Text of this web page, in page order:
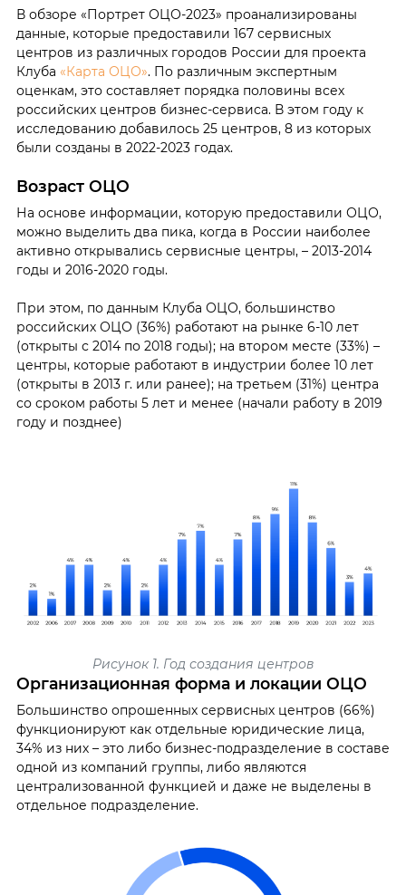
В обзоре «Портрет ОЦО-2023» проанализированы
данные, которые предоставили 167 сервисных
центров из различных городов России для проекта
Клуба «Карта ОЦО». По различным экспертным
оценкам, это составляет порядка половины всех
российских центров бизнес-сервиса. В этом году к
исследованию добавилось 25 центров, 8 из которых
были созданы в 2022-2023 годах.
Возраст ОЦО
На основе информации, которую предоставили ОЦО,
можно выделить два пика, когда в России наиболее
активно открывались сервисные центры, – 2013-2014
годы и 2016-2020 годы.
При этом, по данным Клуба ОЦО, большинство
российских ОЦО (36%) работают на рынке 6-10 лет
(открыты с 2014 по 2018 годы); на втором месте (33%) –
центры, которые работают в индустрии более 10 лет
(открыты в 2013 г. или ранее); на третьем (31%) центра
со сроком работы 5 лет и менее (начали работу в 2019
году и позднее)
Рисунок 1. Год создания центров
Организационная форма и локации ОЦО
Большинство опрошенных сервисных центров (66%)
функционируют как отдельные юридические лица,
34% из них – это либо бизнес-подразделение в составе
одной из компаний группы, либо являются
централизованной функцией и даже не выделены в
отдельное подразделение.